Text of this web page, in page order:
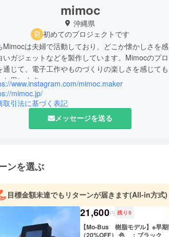
mimoc
沖縄県
初めてのプロジェクトです
Mimocは夫婦で活動しており、どこか懐かしさを
いガジェットなどを製作しています。Mimocのプ
通じて、電子工作やものづくりの楽しさを感じて
www.instagram.com/mimoc.maker
mimoc.jp/
取引法に基づく表記
メッセージを送る
ンを選ぶ
目標金額未達でもリターンが届きます(All-in方式)
21,600円 残り 5
【Mo-Bus 樹脂モデル】※早
（20%OFF） 色 ：ブラック